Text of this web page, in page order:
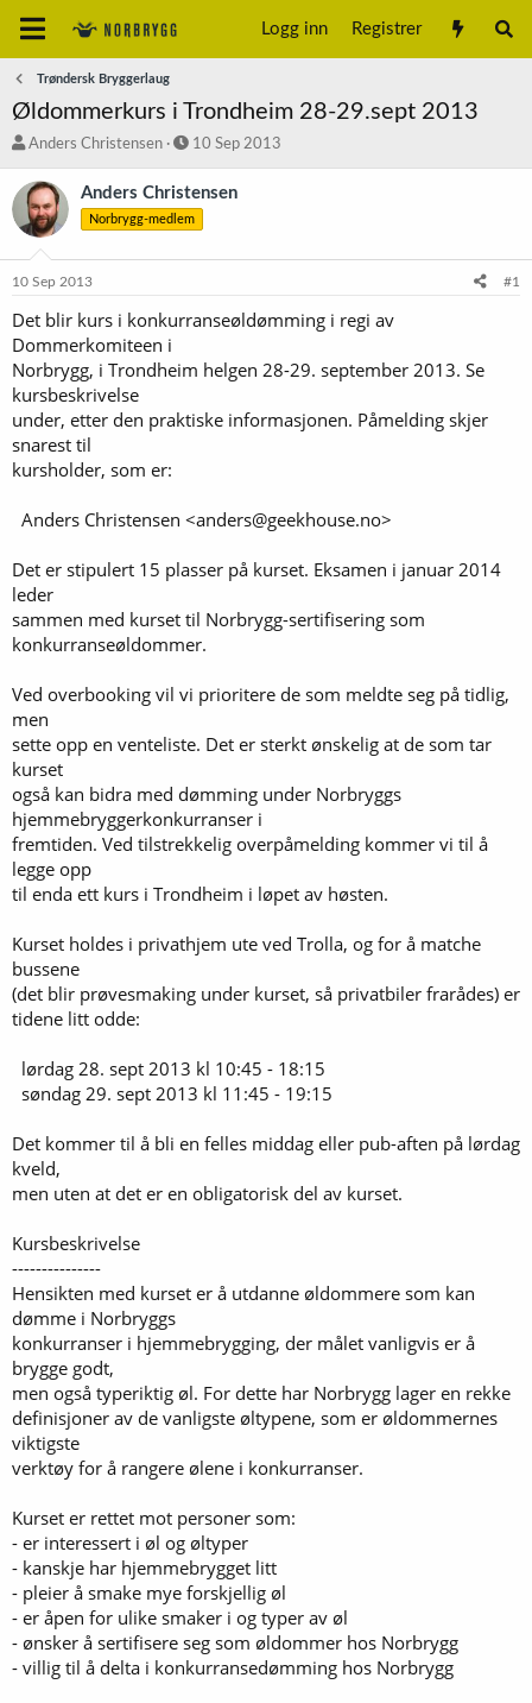
Logg inn Registrer
Trøndersk Bryggerlaug
Øldommerkurs i Trondheim 28-29.sept 2013
T
å
d
s
t
r
Anders Christensen
S
a
r
t
o
10 Sep 2013
Anders Christensen
Norbrygg-medlem
10 Sep 2013 #1
Det blir kurs i konkurranseøldømming i regi av
Dommerkomiteen i
Norbrygg, i Trondheim helgen 28-29. september 2013. Se
kursbeskrivelse
under, etter den praktiske informasjonen. Påmelding skjer
snarest til
kursholder, som er:
Anders Christensen <anders@geekhouse.no>
Det er stipulert 15 plasser på kurset. Eksamen i januar 2014
leder
sammen med kurset til Norbrygg-sertifisering som
konkurranseøldommer.
Ved overbooking vil vi prioritere de som meldte seg på tidlig,
men
sette opp en venteliste. Det er sterkt ønskelig at de som tar
kurset
også kan bidra med dømming under Norbryggs
hjemmebryggerkonkurranser i
fremtiden. Ved tilstrekkelig overpåmelding kommer vi til å
legge opp
til enda ett kurs i Trondheim i løpet av høsten.
Kurset holdes i privathjem ute ved Trolla, og for å matche
bussene
(det blir prøvesmaking under kurset, så privatbiler frarådes) er
tidene litt odde:
lørdag 28. sept 2013 kl 10:45 - 18:15
søndag 29. sept 2013 kl 11:45 - 19:15
Det kommer til å bli en felles middag eller pub-aften på lørdag
kveld,
men uten at det er en obligatorisk del av kurset.
Kursbeskrivelse
---------------
Hensikten med kurset er å utdanne øldommere som kan
dømme i Norbryggs
konkurranser i hjemmebrygging, der målet vanligvis er å
brygge godt,
men også typeriktig øl. For dette har Norbrygg lager en rekke
definisjoner av de vanligste øltypene, som er øldommernes
viktigste
verktøy for å rangere ølene i konkurranser.
Kurset er rettet mot personer som:
- er interessert i øl og øltyper
- kanskje har hjemmebrygget litt
- pleier å smake mye forskjellig øl
- er åpen for ulike smaker i og typer av øl
- ønsker å sertifisere seg som øldommer hos Norbrygg
- villig til å delta i konkurransedømming hos Norbrygg